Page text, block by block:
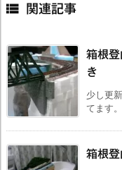
 関連記事
箱根
き
少し更
てます
箱根